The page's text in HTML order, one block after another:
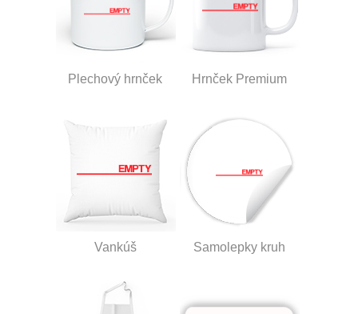
Plechový hrnček Hrnček Premium
Vankúš Samolepky kruh